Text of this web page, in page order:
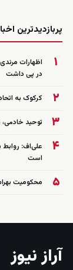
پربازدیدترین
۱
اظهارات
در پی داشت
۲ کرکوک به
۳ توحید خادمی،
۴
علی‌اف: روابط
است
۵ محکومیت
آراز نیوز